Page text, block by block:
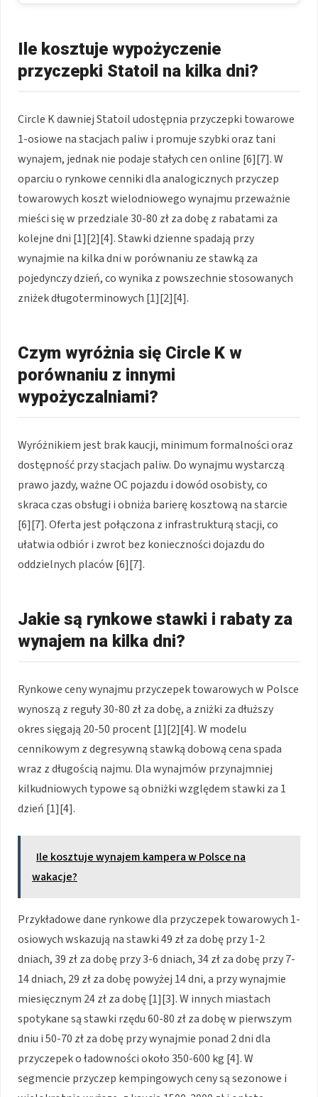
Ile kosztuje wypożyczenie
przyczepki Statoil na kilka dni?
Circle K dawniej Statoil udostępnia przyczepki towarowe
1-osiowe na stacjach paliw i promuje szybki oraz tani
wynajem, jednak nie podaje stałych cen online [6][7]. W
oparciu o rynkowe cenniki dla analogicznych przyczep
towarowych koszt wielodniowego wynajmu przeważnie
mieści się w przedziale 30-80 zł za dobę z rabatami za
kolejne dni [1][2][4]. Stawki dzienne spadają przy
wynajmie na kilka dni w porównaniu ze stawką za
pojedynczy dzień, co wynika z powszechnie stosowanych
zniżek długoterminowych [1][2][4].
Czym wyróżnia się Circle K w
porównaniu z innymi
wypożyczalniami?
Wyróżnikiem jest brak kaucji, minimum formalności oraz
dostępność przy stacjach paliw. Do wynajmu wystarczą
prawo jazdy, ważne OC pojazdu i dowód osobisty, co
skraca czas obsługi i obniża barierę kosztową na starcie
[6][7]. Oferta jest połączona z infrastrukturą stacji, co
ułatwia odbiór i zwrot bez konieczności dojazdu do
oddzielnych placów [6][7].
Jakie są rynkowe stawki i rabaty za
wynajem na kilka dni?
Rynkowe ceny wynajmu przyczepek towarowych w Polsce
wynoszą z reguły 30-80 zł za dobę, a zniżki za dłuższy
okres sięgają 20-50 procent [1][2][4]. W modelu
cennikowym z degresywną stawką dobową cena spada
wraz z długością najmu. Dla wynajmów przynajmniej
kilkudniowych typowe są obniżki względem stawki za 1
dzień [1][4].
Ile kosztuje wynajem kampera w Polsce na
wakacje?
Przykładowe dane rynkowe dla przyczepek towarowych 1-
osiowych wskazują na stawki 49 zł za dobę przy 1-2
dniach, 39 zł za dobę przy 3-6 dniach, 34 zł za dobę przy 7-
14 dniach, 29 zł za dobę powyżej 14 dni, a przy wynajmie
miesięcznym 24 zł za dobę [1][3]. W innych miastach
spotykane są stawki rzędu 60-80 zł za dobę w pierwszym
dniu i 50-70 zł za dobę przy wynajmie ponad 2 dni dla
przyczepek o ładowności około 350-600 kg [4]. W
segmencie przyczep kempingowych ceny są sezonowe i